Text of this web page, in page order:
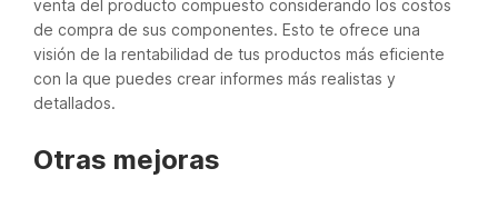
venta del producto compuesto considerando los costos
de compra de sus componentes. Esto te ofrece una
visión de la rentabilidad de tus productos más eficiente
con la que puedes crear informes más realistas y
detallados.
Otras mejoras